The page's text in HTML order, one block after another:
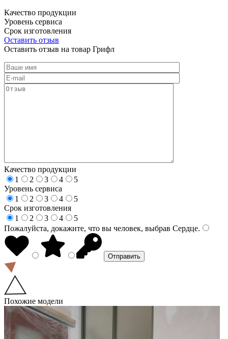
Качество продукции
Уровень сервиса
Срок изготовления
Оставить отзыв
Оставить отзыв на товар Грифл
Качество продукции
1
2 3 4
5
Уровень сервиса
1
2 3 4
5
Срок изготовления
1
2 3 4
5
Пожалуйста, докажите, что вы человек, выбрав Сердце.
Похожие модели